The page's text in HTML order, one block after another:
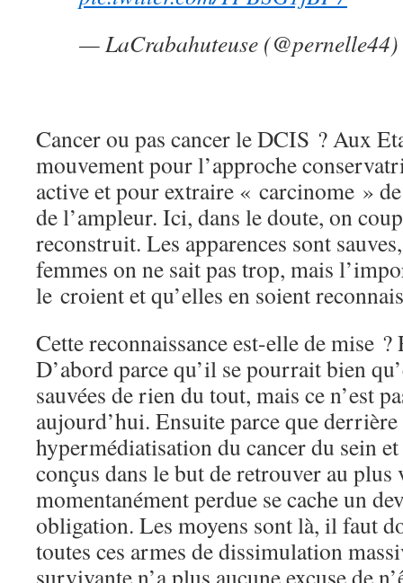
— LaCrabahuteuse (@pernelle44)
Cancer ou pas cancer le DCIS ? Aux
mouvement pour l’approche
active et pour extraire « carcinome »
de l’ampleur. Ici, dans le doute, on
reconstruit. Les apparences sont
femmes on ne sait pas trop, mais
le croient et qu’elles en soient
Cette reconnaissance est-elle de mise ?
D’abord parce qu’il se pourrait bien
sauvées de rien du tout, mais ce n’est
aujourd’hui. Ensuite parce que derrière
hypermédiatisation du cancer du sein
conçus dans le but de retrouver au
momentanément perdue se cache un
obligation. Les moyens sont là, il faut
toutes ces armes de dissimulation
survivante n’a plus aucune excuse de